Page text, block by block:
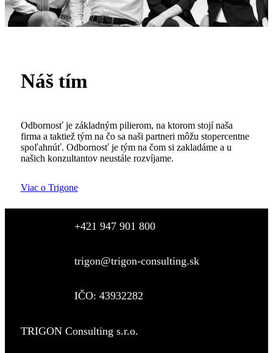
Náš tím
Odbornosť je základným pilierom, na ktorom stojí naša
firma a taktiež tým na čo sa naši partneri môžu stopercentne
spoľahnúť. Odbornosť je tým na čom si zakladáme a u
našich konzultantov neustále rozvíjame.
Viac o Trigone
+421 947 901 800
trigon@trigon-consulting.sk
IČO: 43932282
TRIGON Consulting s.r.o.